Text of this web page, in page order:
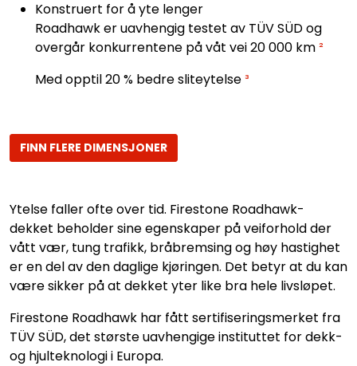
Konstruert for å yte lenger
Roadhawk er uavhengig testet av TÜV SÜD og
overgår konkurrentene på våt vei 20 000 km²
Med opptil 20 % bedre sliteytelse³
FINN FLERE DIMENSJONER
Ytelse faller ofte over tid. Firestone Roadhawk-
dekket beholder sine egenskaper på veiforhold der
vått vær, tung trafikk, bråbremsing og høy hastighet
er en del av den daglige kjøringen. Det betyr at du kan
være sikker på at dekket yter like bra hele livsløpet.
Firestone Roadhawk har fått sertifiseringsmerket fra
TÜV SÜD, det største uavhengige instituttet for dekk-
og hjulteknologi i Europa.